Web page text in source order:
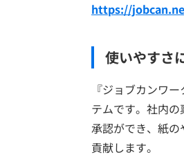
https://
使いやすさ
『ジョブカンワ
テムです。社内
承認ができ、紙
貢献します。